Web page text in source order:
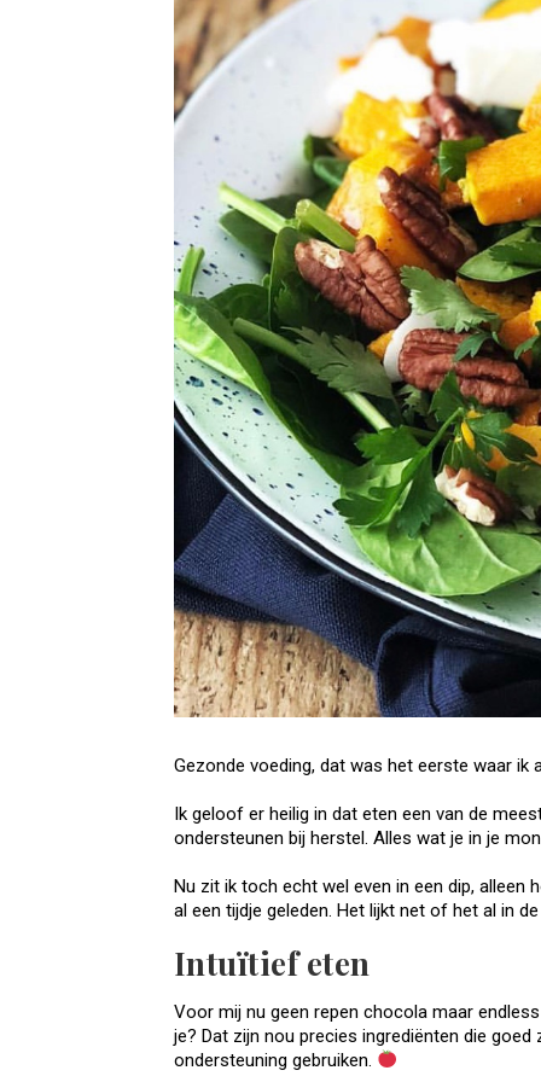
Gezonde voeding, dat was het eerste waar ik
Ik geloof er heilig in dat eten een van de
ondersteunen bij herstel. Alles wat je in je
Nu zit ik toch echt wel even in een dip, alleen
al een tijdje geleden. Het lijkt net of het al in
Intuïtief eten
Voor mij nu geen repen chocola maar
je? Dat zijn nou precies ingrediënten die
ondersteuning gebruiken.